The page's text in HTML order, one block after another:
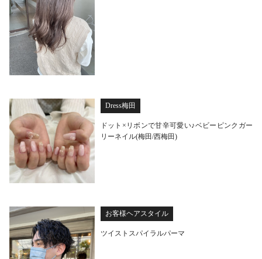
Dress梅田
ドット×リボンで甘辛可愛い♪ベビーピンクガー
リーネイル(梅田/西梅田)
お客様ヘアスタイル
ツイストスパイラルパーマ